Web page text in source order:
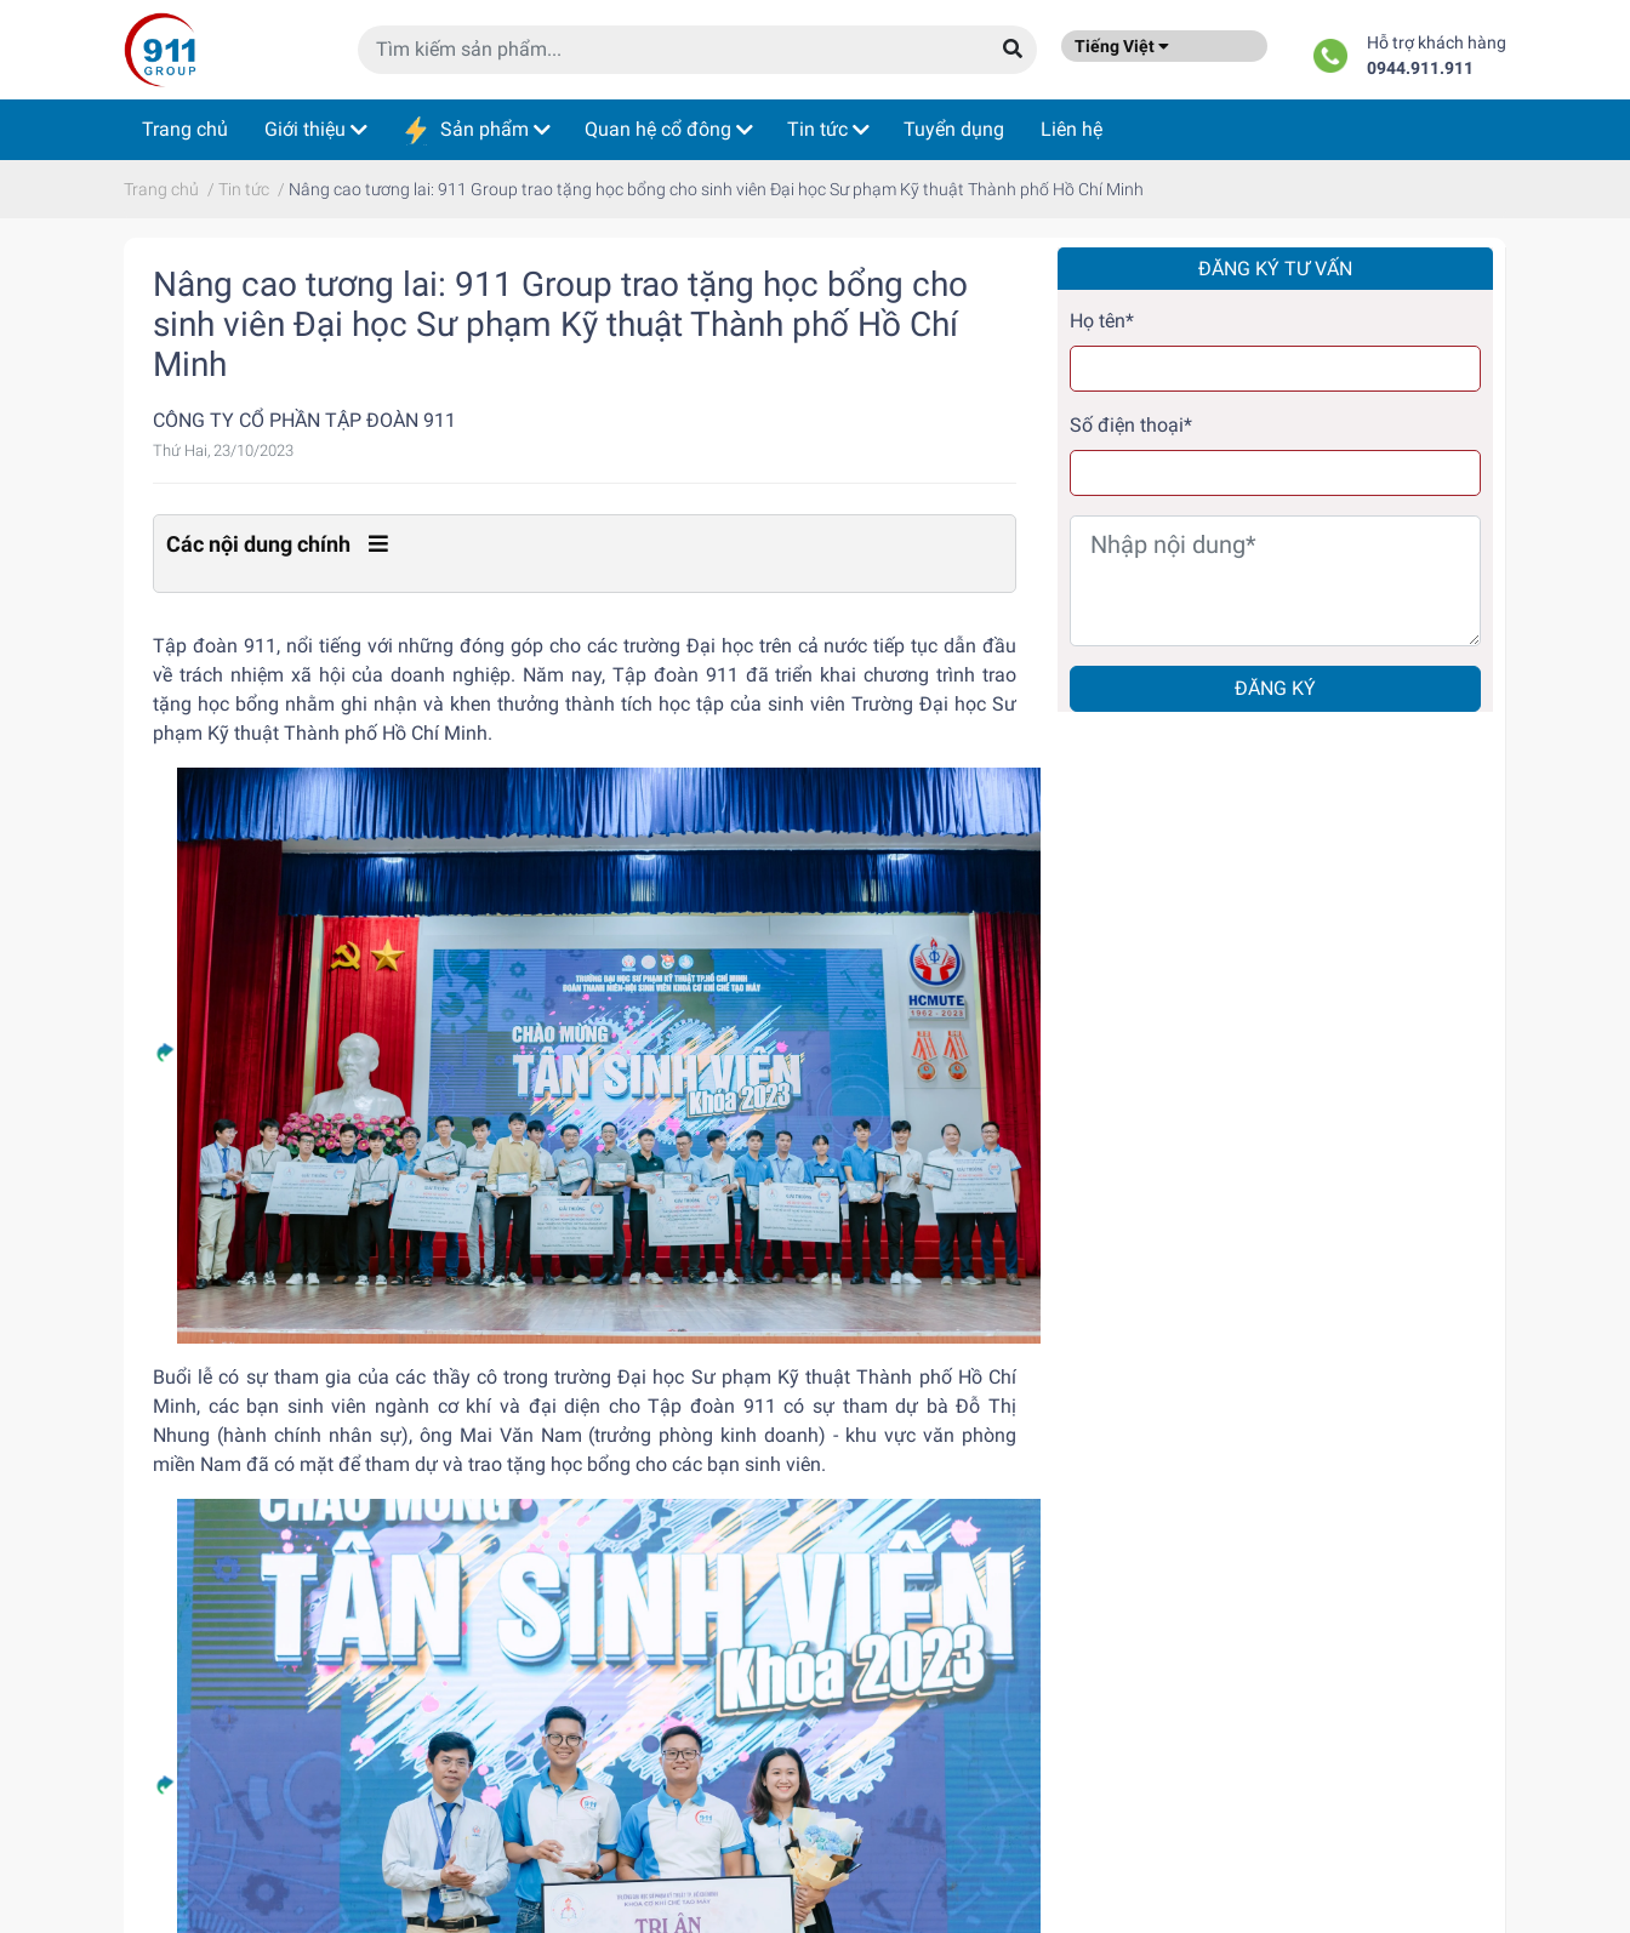
Hỗ trợ khách hàng
0944.911.911
Tiếng Việt
Trang chủ Giới thiệu Sản phẩm Quan hệ cổ đông Tin tức Tuyển dụng Liên hệ
Trang chủ / Tin tức / Nâng cao tương lai: 911 Group trao tặng học bổng cho sinh viên Đại học Sư phạm Kỹ thuật Thành phố Hồ Chí Minh
ĐĂNG KÝ TƯ VẤN
Họ tên*
Số điện thoại*
ĐĂNG KÝ
Nâng cao tương lai: 911 Group trao tặng học bổng cho
sinh viên Đại học Sư phạm Kỹ thuật Thành phố Hồ Chí
Minh
CÔNG TY CỔ PHẦN TẬP ĐOÀN 911
Thứ Hai, 23/10/2023
Các nội dung chính
Tập đoàn 911, nổi tiếng với những đóng góp cho các trường Đại học trên cả nước tiếp tục dẫn đầu
về trách nhiệm xã hội của doanh nghiệp. Năm nay, Tập đoàn 911 đã triển khai chương trình trao
tặng học bổng nhằm ghi nhận và khen thưởng thành tích học tập của sinh viên Trường Đại học Sư
phạm Kỹ thuật Thành phố Hồ Chí Minh.
Buổi lễ có sự tham gia của các thầy cô trong trường Đại học Sư phạm Kỹ thuật Thành phố Hồ Chí
Minh, các bạn sinh viên ngành cơ khí và đại diện cho Tập đoàn 911 có sự tham dự bà Đỗ Thị
Nhung (hành chính nhân sự), ông Mai Văn Nam (trưởng phòng kinh doanh) - khu vực văn phòng
miền Nam đã có mặt để tham dự và trao tặng học bổng cho các bạn sinh viên.